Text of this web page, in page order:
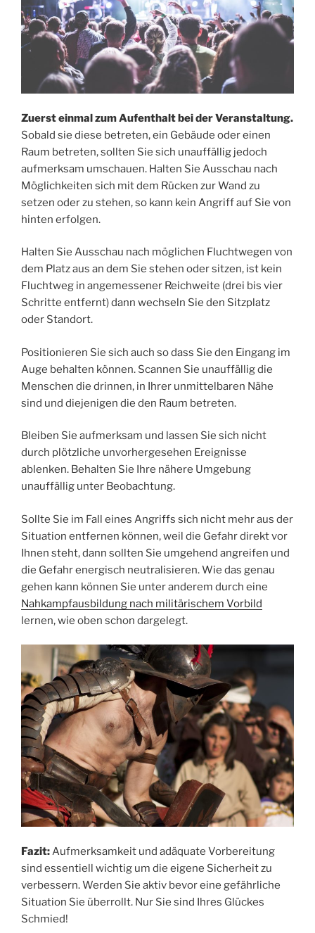
Zuerst einmal zum Aufenthalt bei der Veranstaltung.
Sobald sie diese betreten, ein Gebäude oder einen
Raum betreten, sollten Sie sich unauffällig jedoch
aufmerksam umschauen. Halten Sie Ausschau nach
Möglichkeiten sich mit dem Rücken zur Wand zu
setzen oder zu stehen, so kann kein Angriff auf Sie von
hinten erfolgen.
Halten Sie Ausschau nach möglichen Fluchtwegen von
dem Platz aus an dem Sie stehen oder sitzen, ist kein
Fluchtweg in angemessener Reichweite (drei bis vier
Schritte entfernt) dann wechseln Sie den Sitzplatz
oder Standort.
Positionieren Sie sich auch so dass Sie den Eingang im
Auge behalten können. Scannen Sie unauffällig die
Menschen die drinnen, in Ihrer unmittelbaren Nähe
sind und diejenigen die den Raum betreten.
Bleiben Sie aufmerksam und lassen Sie sich nicht
durch plötzliche unvorhergesehen Ereignisse
ablenken. Behalten Sie Ihre nähere Umgebung
unauffällig unter Beobachtung.
Sollte Sie im Fall eines Angriffs sich nicht mehr aus der
Situation entfernen können, weil die Gefahr direkt vor
Ihnen steht, dann sollten Sie umgehend angreifen und
die Gefahr energisch neutralisieren. Wie das genau
gehen kann können Sie unter anderem durch eine
Nahkampfausbildung nach militärischem Vorbild
lernen, wie oben schon dargelegt.
Fazit:Aufmerksamkeit und adäquate Vorbereitung
sind essentiell wichtig um die eigene Sicherheit zu
verbessern. Werden Sie aktiv bevor eine gefährliche
Situation Sie überrollt. Nur Sie sind Ihres Glückes
Schmied!